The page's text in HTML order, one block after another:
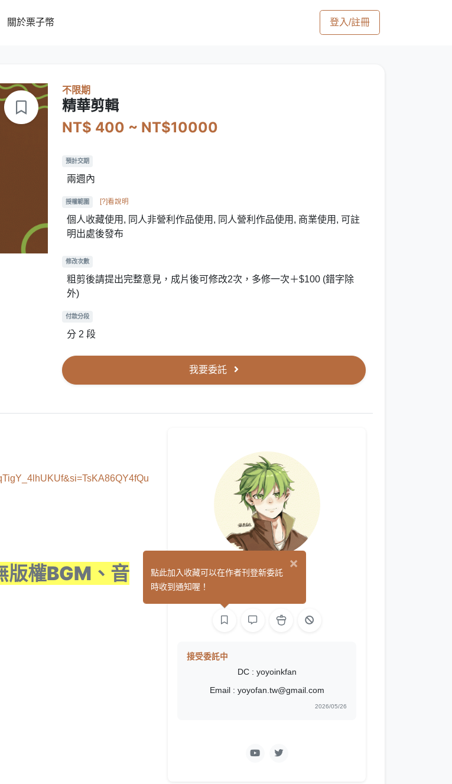
關於栗子幣 登入/註冊
不限期
精華剪輯
NT$ 400 ~ NT$10000
預計交期
兩週內
授權範圍 [?]看說明
個人收藏使用, 同人非營利作品使用, 同人營利作品使用, 商業使用, 可註
明出處後發布
修改次數
粗剪後請提出完整意見，成片後可修改2次，多修一次＋$100 (錯字除
外)
付款分段
分 2 段
我要委託
版權BGM、音
溜遊自在
接受委託中
DC : yoyoinkfan
Email : yoyofan.tw@gmail.com
2026/05/26
×
點此加入收藏可以在作者刊登新委託
時收到通知喔！